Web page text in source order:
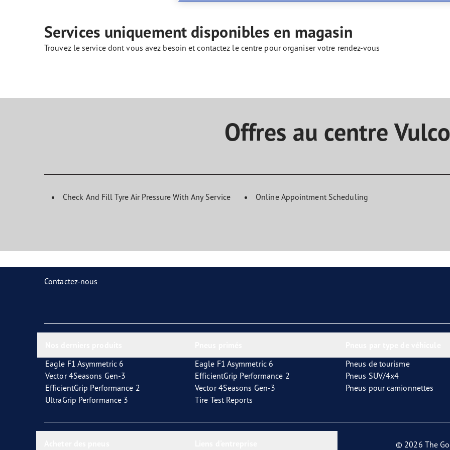
UltraGrip Performance 3
Services uniquement disponibles en magasin
Trouvez le service dont vous avez besoin et contactez le centre pour organiser votre rendez-vous
Offres au centre
Check And Fill Tyre Air Pressure With Any Service Online Appointment Scheduling
Contactez-nous
Eagle F1 Asymmetric 6
Vector 4Seasons Gen-3
EfficientGrip Performance 2
UltraGrip Performance 3
Eagle F1 Asymmetric 6
EfficientGrip Performance 2
Vector 4Seasons Gen-3
Tire Test Reports
Pneus de tourisme
Pneus SUV/4x4
Pneus pour camionnettes
© 2026 The